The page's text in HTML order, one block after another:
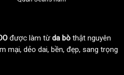
được làm từda bò thật nguyên
mại, dẻo dai, bền, đẹp, sang trọng